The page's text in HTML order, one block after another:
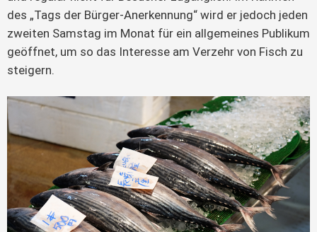
des „Tags der Bürger-Anerkennung“ wird er jedoch jeden
zweiten Samstag im Monat für ein allgemeines Publikum
geöffnet, um so das Interesse am Verzehr von Fisch zu
steigern.